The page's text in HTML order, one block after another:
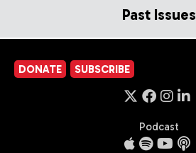
Past Issues
DONATE SUBSCRIBE
Podcast